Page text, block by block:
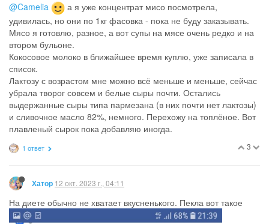
@Camelia
а я уже концентрат мисо посмотрела,
удивилась, но они по 1кг фасовка - пока не буду заказывать.
Мясо я готовлю, разное, а вот супы на мясе очень редко и на
втором бульоне.
Кокосовое молоко в ближайшее время куплю, уже записала в
список.
Лактозу с возрастом мне можно всё меньше и меньше, сейчас
убрала творог совсем и белые сыры почти. Остались
выдержанные сыры типа пармезана (в них почти нет лактозы)
и сливочное масло 82%, немного. Перехожу на топлёное. Вот
плавленый сырок пока добавляю иногда.
3
1 ответ
Хатор 12 окт. 2023 г., 04:11
На диете обычно не хватает вкусненького. Пекла вот такое